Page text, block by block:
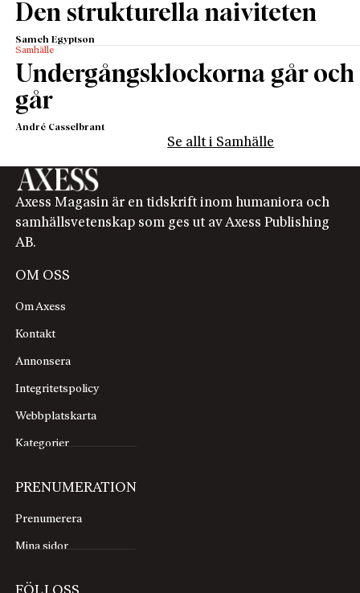
Den strukturella naiviteten
Sameh Egyptson
Samhälle
Undergångsklockorna går och
går
André Casselbrant
Se allt i Samhälle
Axess Magasin är en tidskrift inom humaniora och
samhällsvetenskap som ges ut av Axess Publishing
AB.
OM OSS
Om Axess
Kontakt
Annonsera
Integritetspolicy
Webbplatskarta
Kategorier
PRENUMERATION
Prenumerera
Mina sidor